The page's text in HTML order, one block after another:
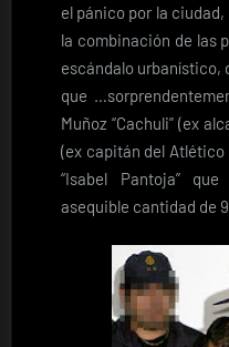
el pánico por la
la combinación de las
escándalo urbanístico,
que
Muñoz “Cachuli” (ex
(ex capitán del Atlético
“Isabel Pantoja”
asequible cantidad de